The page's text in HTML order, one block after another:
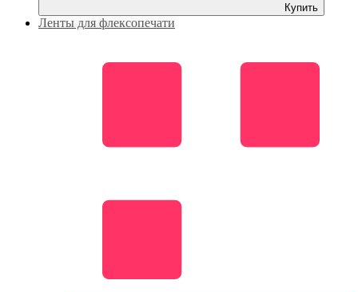
Купить
Ленты для флексопечати